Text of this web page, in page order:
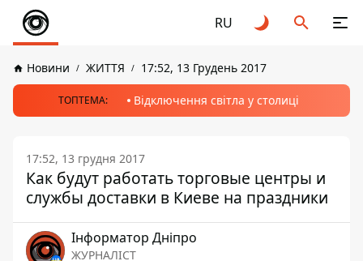
RU
Новини ЖИТТЯ 17:52, 13 Грудень 2017
ТОПТЕМА: Відключення світла у столиці
17:52, 13 грудня 2017
Как будут работать торговые центры и
службы доставки в Киеве на праздники
Інформатор Дніпро
ЖУРНАЛІСТ